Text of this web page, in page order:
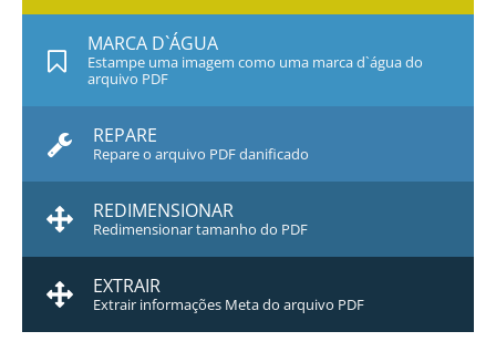
MARCA D`ÁGUA
Estampe uma imagem como uma marca d`água do
arquivo PDF
REPARE
Repare o arquivo PDF danificado
REDIMENSIONAR
Redimensionar tamanho do PDF
EXTRAIR
Extrair informações Meta do arquivo PDF